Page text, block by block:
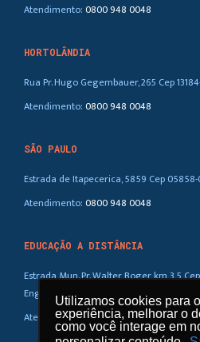
Utilizamos cookies para
experiência, melhorar o
como você interage em
Utilizamos cookies para
experiência, melhorar o
como você interage em
Atendimento:0800 948 0048
HORTOLÂNDIA
Rua Pr. Hugo Gegembauer, 265 Cep
Atendimento:0800 948 0048
SÃO PAULO
Estrada de Itapecerica, 5859 Cep 05858-
Atendimento:0800 948 0048
EDUCAÇÃO A DISTÂNCIA
Estrada Mun. Pr. Walter Boger, km 3,5
Eng. Coelho – SP
Atendimento:0800 948 0048